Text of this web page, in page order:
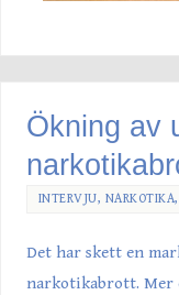
Ökning av
INTERVJU, NARKOTIKA
Det har skett en
narkotikabrott. Mer